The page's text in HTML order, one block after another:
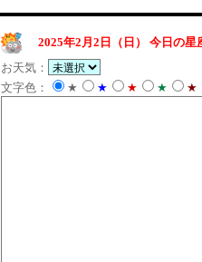
2025年2月2日（日）
今日の星
お天気：
文字色：
★ ★ ★ ★ ★